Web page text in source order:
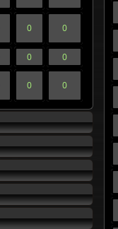
0 0
0 0
0 0